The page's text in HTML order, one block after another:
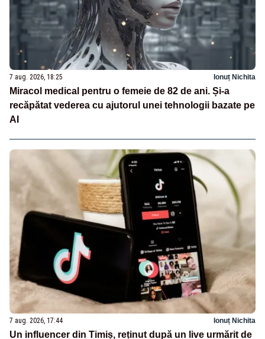
7 aug. 2026, 18:25 Ionuț Nichita
Miracol medical pentru o femeie de 82 de ani. Și-a
recăpătat vederea cu ajutorul unei tehnologii bazate pe
AI
7 aug. 2026, 17:44 Ionuț Nichita
Un influencer din Timiș, reținut după un live urmărit de